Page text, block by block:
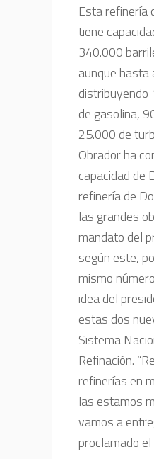
Esta refinería
tiene
340.000
aunque
distribuyendo
de gasolina,
25.000 de
Obrador ha
capacidad de
refinería de
las grandes
mandato del
según este,
mismo
idea del
estas dos
Sistema
Refinación.
refinerías en
las estamos
vamos a
proclamado